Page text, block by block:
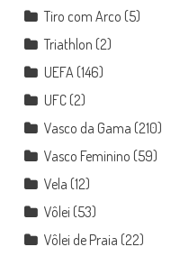
Tiro com Arco (5)
Triathlon (2)
UEFA (146)
UFC(2)
Vasco da Gama (210)
Vasco Feminino (59)
Vela (12)
Vôlei (53)
Vôlei de Praia (22)